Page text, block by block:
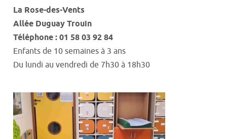
La Rose-des-Vents
Allée DuguayTrouin
Téléphone : 01 58 03 92 84
Enfants de 10 semaines à 3 ans
Du lundi au vendredi de 7h30 à 18h30